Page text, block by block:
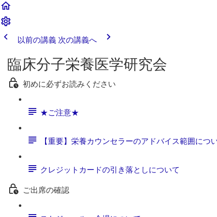
以前の講義 次の講義へ
臨床分子栄養医学研究会
初めに必ずお読みください
★ご注意★
【重要】栄養カウンセラーのアドバイス範囲につ
クレジットカードの引き落としについて
ご出席の確認